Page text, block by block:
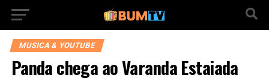
MUSICA & YOUTUBE
Panda chega ao Varanda Estaiada